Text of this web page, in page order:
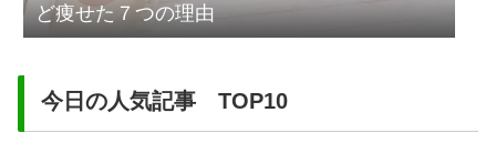
ど痩せた７つの理由
今日の人気記事 TOP10